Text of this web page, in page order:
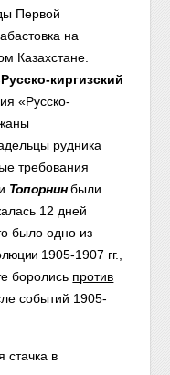
Первой
на
Казахстане.
киргизский
«Русско-
рудника
требования
и Топорнинбыли
12 дней
было одно из
1905-1907 гг.,
боролись против
событий 1905-
стачка в